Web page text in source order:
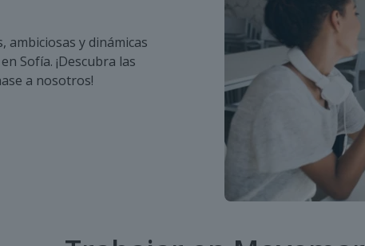
ambiciosas y dinámicas
Sofía. ¡Descubra las
a nosotros!